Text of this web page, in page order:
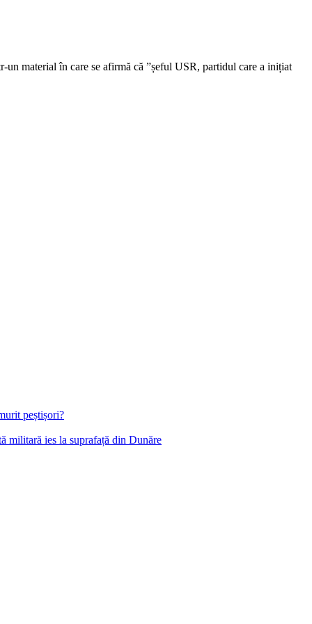
un material în care se afirmă că ”șeful USR, partidul care a inițiat
peștișori?
militară ies la suprafață din Dunăre